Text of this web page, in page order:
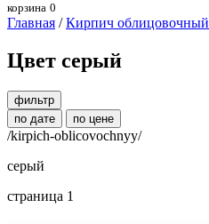
корзина 0
Главная /Кирпич облицовочный
Цвет серый
фильтр
по дате
по цене
/kirpich-oblicovochnyy/
серый
страница 1